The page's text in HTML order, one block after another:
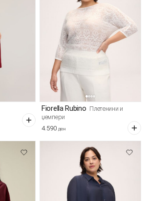
Fiorella Rubino Плетенини и
џемпери
4.590 ден